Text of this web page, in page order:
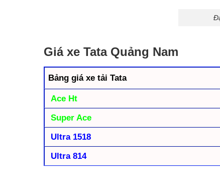
Giá xe Tata Quảng Nam
Bảng giá xe tải Tata
Ace Ht
Super Ace
Ultra 1518
Ultra 814